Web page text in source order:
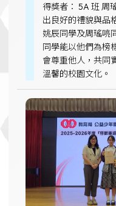
得獎者： 5A 班 周
出良好的禮貌與品
姚辰同學及周瑤喨
同學能以他們為榜
會尊重他人，共同
溫馨的校園文化。